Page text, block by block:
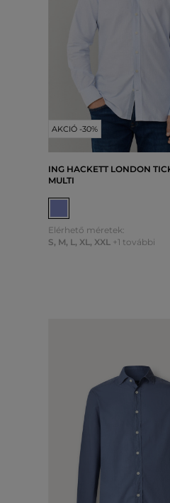
AKCIÓ -30%
ING HACKETT LONDON
MULTI
Elérhető méretek:
S, M, L, XL, XXL +1 további